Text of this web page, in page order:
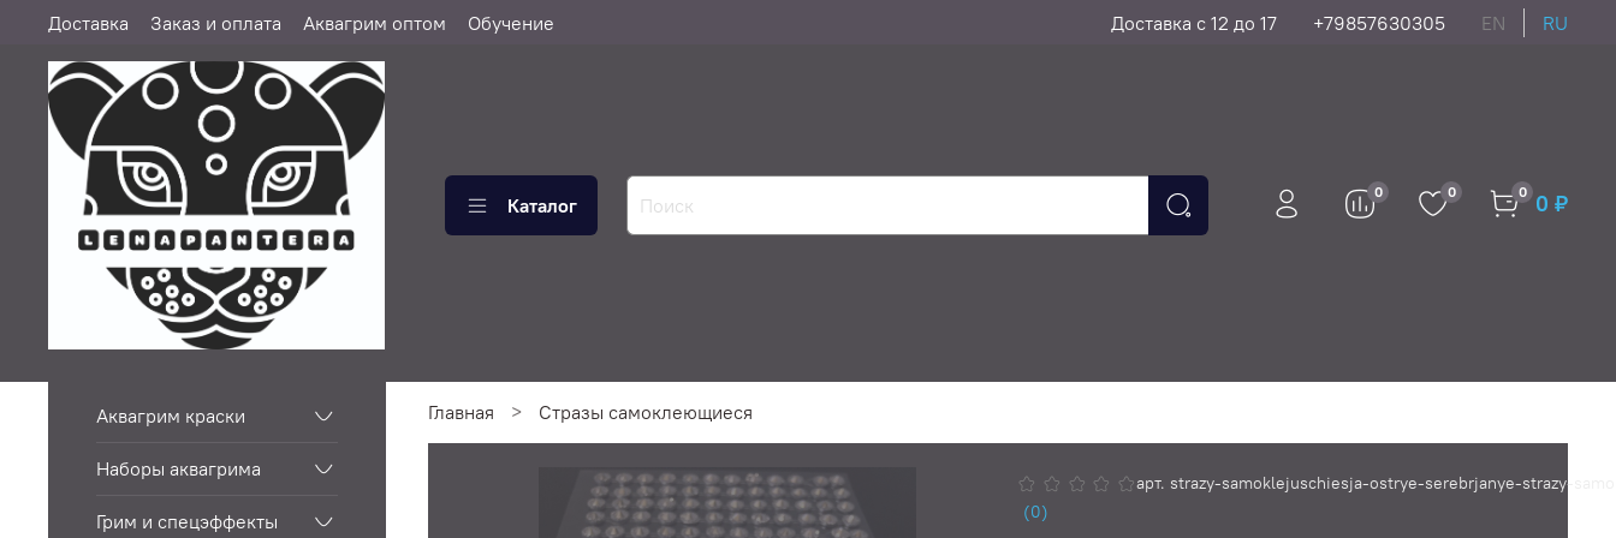
Доставка Заказ и оплата Аквагрим оптом Обучение Доставка с 12 до 17 +79857630305 EN RU
Каталог
0 0 0 0 ₽
Главная Стразы самоклеющиеся
(0)
арт. strazy-samoklejuschiesja-ostrye-serebrjanye-strazy-
Аквагрим краски
Наборы аквагрима
Грим и спецэффекты